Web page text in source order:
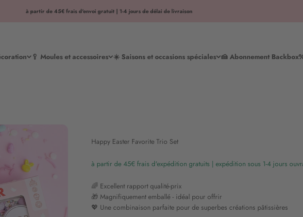
à partir de 45€ frais d'envoi gratuit | 1-4 jours de délai de livraison
🥄 Moules et accessoires ☀️ Saisons et occasions spéciales 🍰 Abonnement Backbox
Happy Easter Favorite Trio Set
à partir de 45€ frais d'expédition gratuits | expédition sous 1-4 jours
🌈 Excellent rapport qualité-prix
🎁 Magnifiquement emballé - idéal pour offrir
💖 Une combinaison parfaite pour de superbes créations pâtissières